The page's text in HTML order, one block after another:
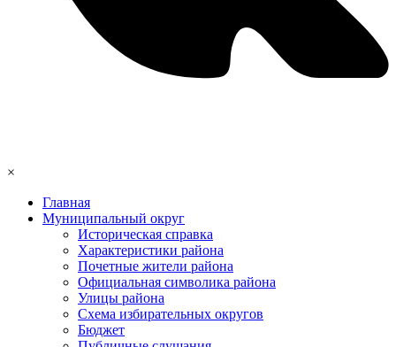
×
Главная
Муниципальный округ
Историческая справка
Характеристики района
Почетные жители района
Официальная символика района
Улицы района
Схема избирательных округов
Бюджет